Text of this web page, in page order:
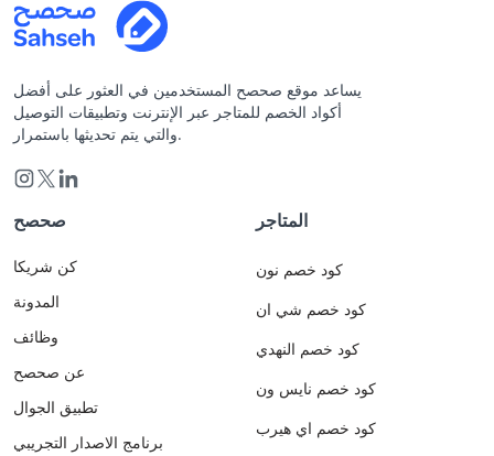
يساعد موقع صحصح المستخدمين في العثور على أفضل
أكواد الخصم للمتاجر عبر الإنترنت وتطبيقات التوصيل
والتي يتم تحديثها باستمرار.
صحصح
كن شريكا
المدونة
وظائف
عن صحصح
تطبيق الجوال
برنامج الاصدار التجريبي
المتاجر
كود خصم نون
كود خصم شي ان
كود خصم النهدي
كود خصم نايس ون
كود خصم اي هيرب